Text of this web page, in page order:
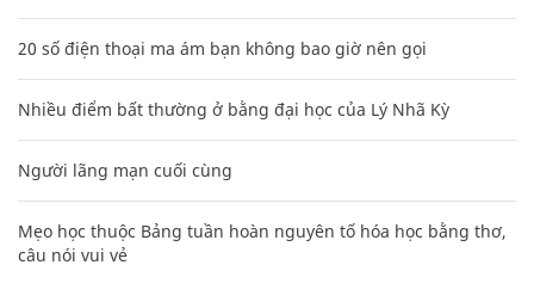
20 số điện thoại ma ám bạn không bao giờ nên gọi
Nhiều điểm bất thường ở bằng đại học của Lý Nhã Kỳ
Người lãng mạn cuối cùng
Mẹo học thuộc Bảng tuần hoàn nguyên tố hóa học bằng thơ,
câu nói vui vẻ